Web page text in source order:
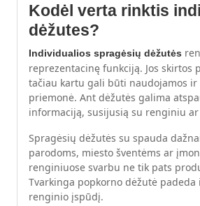
Kodėl verta rinktis
dėžutes?
Individualios spragėsių dėžutės
reprezentacinę funkciją. Jos
tačiau kartu gali būti naudojamos
priemonė. Ant dėžutės galima
informaciją, susijusią su renginiu
Spragėsių dėžutės su spauda
parodoms, miesto šventėms ar
renginiuose svarbu ne tik pats
Tvarkinga popkorno dėžutė
renginio įspūdį.